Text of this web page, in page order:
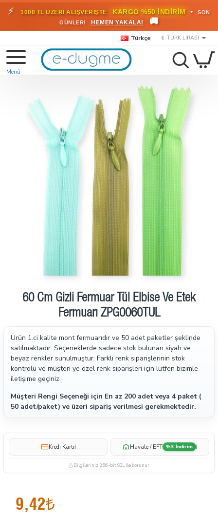
⚡ 1000 TL ÜZERİ ALIŞVERİŞTE KARGO %50 İNDİRİM •
SON
GÜNLER!
HEMEN YAKALA! 🚚
Türkçe ₺ TÜRK LIRASI
60 Cm Gizli Fermuar Tül Elbise Ve Etek
Fermuarı ZPG0060TUL
Ürün 1.ci kalite mont fermuarıdır ve 50 adet paketler şeklinde
satılmaktadır. Seçeneklerde sadece stok bulunan siyah ve
beyaz renkler sunulmuştur. Farklı renk siparişlerinin stok
kontrolü ve müşteri ye özel renk siparişleri için lütfen bizimle
iletişime geçiniz.
Müşteri Rengi Seçeneği için En az 200 adet veya 4 paket (
50 adet/paket) ve üzeri sipariş verilmesi gerekmektedir.
Kredi Kartıi Havale / EFT %3 İndirim i
Bilgileriniz 256-bit SSL ile korunur
9,42₺